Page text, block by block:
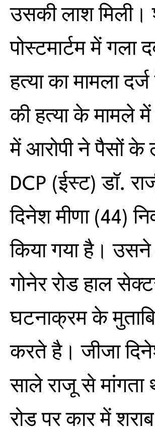
उसकी लाश मिली।
पोस्टमार्टम में
हत्या का मामला
की हत्या के मामले
में आरोपी ने पैसों के
DCP (ईस्ट) डॉ.
दिनेश मीणा (44)
किया गया है। उसने
गोनेर रोड हाल
घटनाक्रम के
करते है। जीजा
साले राजू से मांगता
रोड पर कार में शराब